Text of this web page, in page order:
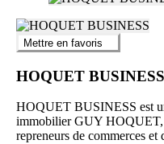
Mettre en favoris
HOQUET BUSINESS
HOQUET BUSINESS est
immobilier GUY HOQUET,
repreneurs de commerces et